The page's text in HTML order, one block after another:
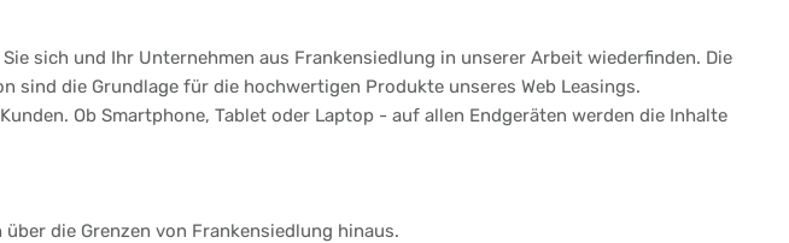
sich und Ihr Unternehmen aus Frankensiedlung in unserer Arbeit wiederfinden. Die
die Grundlage für die hochwertigen Produkte unseres Web Leasings.
Ob Smartphone, Tablet oder Laptop - auf allen Endgeräten werden die Inhalte
die Grenzen von Frankensiedlung hinaus.